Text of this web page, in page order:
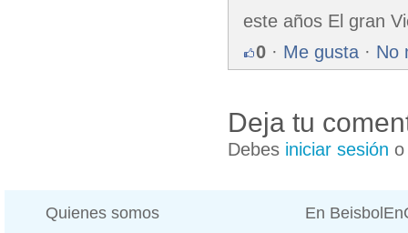
este años El gran
0 · Me gusta · No
Deja tu
Debes iniciar sesión
Quienes somos En